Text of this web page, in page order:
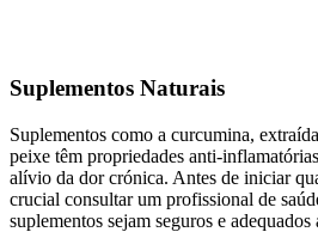
Suplementos Naturais
Suplementos como a curcumina,
peixe têm propriedades anti-
alívio da dor crónica. Antes de iniciar
crucial consultar um profissional de
suplementos sejam seguros e